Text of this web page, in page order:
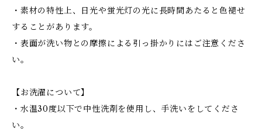
・素材の特性上、日光や蛍光灯の光に長時間あたると色褪せ
することがあります。
・表面が洗い物との摩擦による引っ掛かりにはご注意くださ
い。
【お洗濯について】
・水温30度以下で中性洗剤を使用し、手洗いをしてくださ
い。